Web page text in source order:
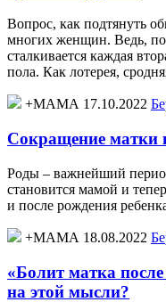
Вопрос, как подтянуть
многих женщин. Ведь, по
сталкивается каждая
пола. Как лотерея,
+МАМА 17.10.2022
Сокращение матки
Роды – важнейший
становится мамой и
и после рождения
+МАМА 18.08.2022
«Болит матка
на этой мысли?